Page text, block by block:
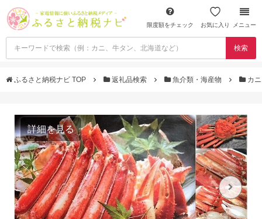
限度額をチェック お気に入り メニュー
検索
ふるさと納税ナビ TOP 返礼品検索 魚介類・海産物 カ
詳細を見る